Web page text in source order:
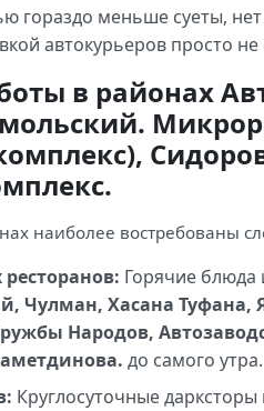
гораздо меньше суеты,
автокурьеров просто не
в районах
наиболее востребованы
Горячие блюда
Чулман, Хасана
Народов,
до самого утра.
Круглосуточные дарксторы